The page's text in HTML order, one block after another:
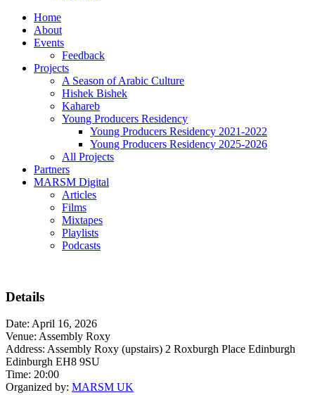
Home
About
Events
Feedback
Projects
A Season of Arabic Culture
Hishek Bishek
Kahareb
Young Producers Residency
Young Producers Residency 2021-2022
Young Producers Residency 2025-2026
All Projects
Partners
MARSM Digital
Articles
Films
Mixtapes
Playlists
Podcasts
Details
Date: April 16, 2026
Venue: Assembly Roxy
Address: Assembly Roxy (upstairs) 2 Roxburgh Place Edinburgh
Edinburgh EH8 9SU
Time: 20:00
Organized by: MARSM UK